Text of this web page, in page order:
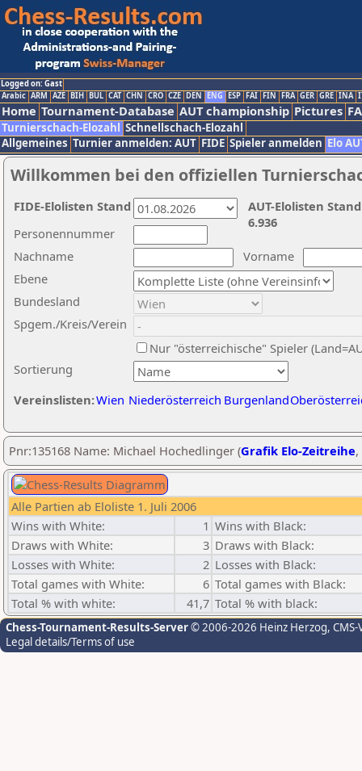
Logged on: Gast
Arabic ARM AZE BIH BUL CAT CHN CRO CZE DEN ENG ESP FAI FIN FRA GER GRE INA
Home Tournament-Database AUT championship Pictures
Turnierschach-Elozahl Schnellschach-Elozahl
Allgemeines Turnier anmelden: AUT FIDE Spieler anmelden Elo
Willkommen bei den offiziellen
Nachname
Vorname
Ebene
Sortierung
Personennummer
Bundesland
Spgem./Kreis/Verein
Nur "österreichische" Spieler
Vereinslisten:Wien Niederösterreich Burgenland
AUT-Elolisten
6.936
FIDE-Elolisten Stand
Pnr:135168 Name: Michael Hochedlinger (Grafik Elo-Zeitreihe,
Alle Partien ab Eloliste 1. Juli 2006
Wins with White:
1 Wins with Black:
Draws with White:
3 Draws with Black:
Losses with White:
2 Losses with Black:
Total games with White:
6 Total games with Black:
Total % with white:
41,7 Total % with black:
Chess-Tournament-Results-Server© 2006-2026 Heinz Herzog,
Legal details/Terms of use